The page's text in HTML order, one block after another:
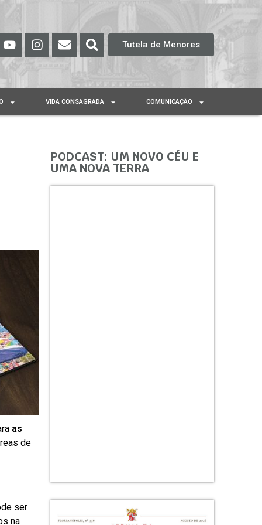
Tutela de Menores
VIDA CONSAGRADA COMUNICAÇÃO
as
de
ser
na
PODCAST: UM NOVO CÉU E
UMA NOVA TERRA